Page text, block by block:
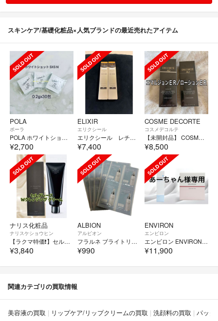
スキンケア/基礎化粧品×人気ブランドの最近売れたアイテム
POLA
ポーラ
POLA ホワイトショットSXS N 0.2g 30包【リピ割対象外】
¥2,700
ELIXIR
エリクシール
エリクシール レチノパワーリンクルクリーム L 22g×２
¥7,400
COSME DECORTE
コスメデコルテ
【未開封品】 COSME DECORTE AQ コスメデコルテ AQ エマルジョンER ローションER 2点セット
¥8,500
ナリス化粧品
ナリスケショウヒン
【ラクマ特価❗️】セルグレース Wクレンジング クリーム 2本セット（箱なし発送）
¥3,840
ALBION
アルビオン
フラルネ ブライトリファイン ミルク EMサンプル
¥990
ENVIRON
エンビロン
エンビロン ENVIRON デリケートセット
¥11,900
関連カテゴリの買取情報
美容液の買取 リップケア/リップクリームの買取 洗顔料の買取 パック